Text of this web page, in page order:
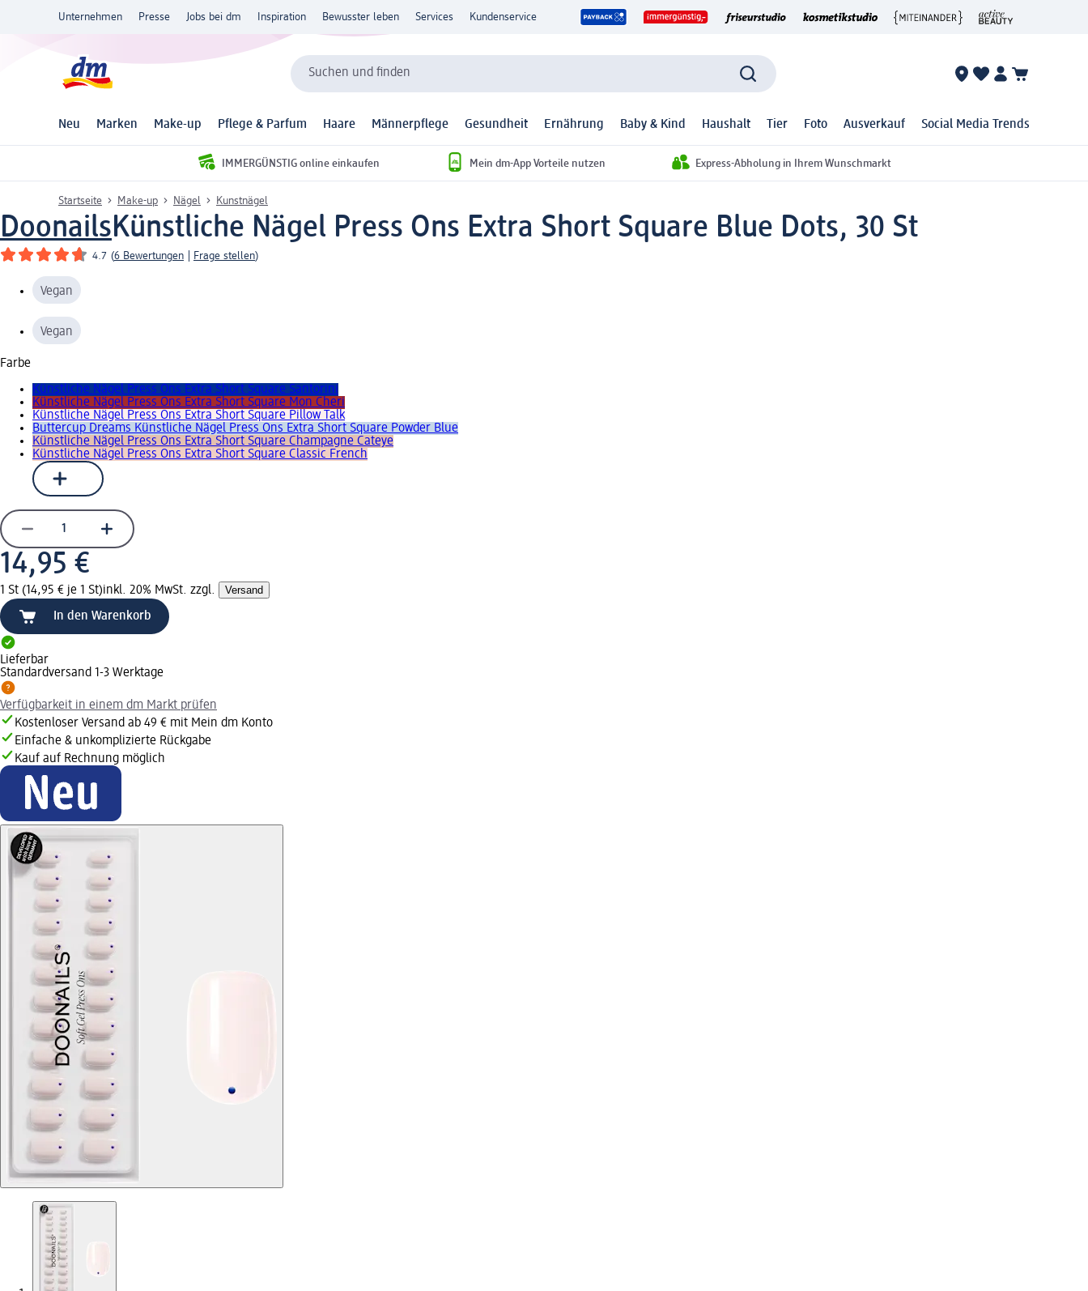
Unternehmen Presse Jobs bei dm Inspiration Bewusster leben Services Kundenservice
Suchen und finden
Neu Marken Make-up Pflege & Parfum Haare Männerpflege Gesundheit Ernährung Baby & Kind Haushalt Tier Foto Ausverkauf Social Media Trends
IMMERGÜNSTIG online einkaufen Mein dm-App Vorteile nutzen Express-Abholung in Ihrem Wunschmarkt
Startseite Make-up Nägel Kunstnägel
DoonailsKünstliche Nägel Press Ons Extra Short Square Blue Dots, 30 St
4.7 (6 Bewertungen Frage stellen)
Vegan
Vegan
Farbe
Künstliche Nägel Press Ons Extra Short Square Santorini
Künstliche Nägel Press Ons Extra Short Square Mon Cheri
Künstliche Nägel Press Ons Extra Short Square Pillow Talk
Buttercup Dreams Künstliche Nägel Press Ons Extra Short Square Powder Blue
Künstliche Nägel Press Ons Extra Short Square Champagne Cateye
Künstliche Nägel Press Ons Extra Short Square Classic French
14,95 €
1 St (14,95 € je 1 St)inkl. 20% MwSt. zzgl. Versand
In den Warenkorb
Lieferbar
Standardversand 1-3 Werktage
Verfügbarkeit in einem dm Markt prüfen
Kostenloser Versand ab 49 € mit Mein dm Konto
Einfache & unkomplizierte Rückgabe
Kauf auf Rechnung möglich